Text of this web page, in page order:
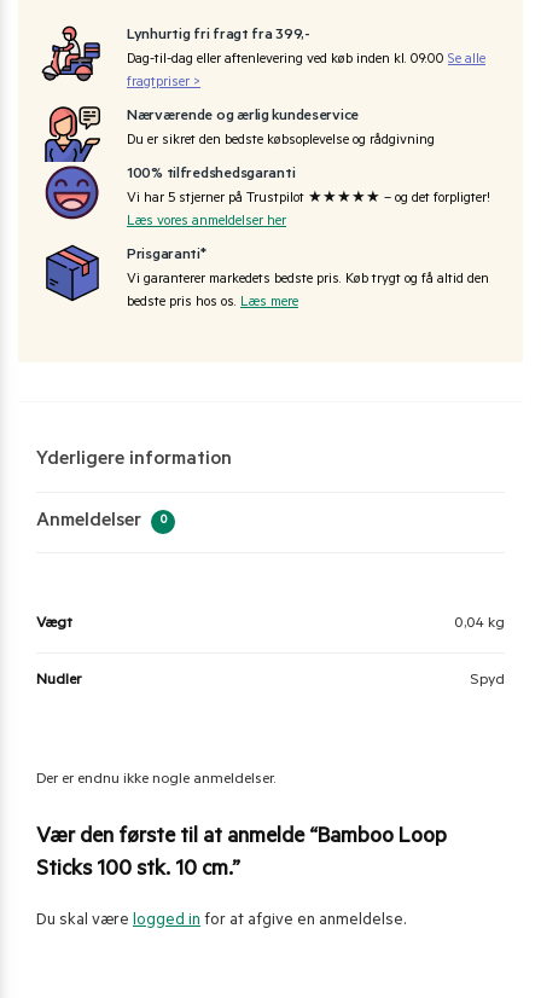
Lynhurtig fri fragt fra 399,-
Dag-til-dag eller aftenlevering ved køb inden kl. 09:00 Se alle
fragtpriser >
Nærværende og ærlig kundeservice
Du er sikret den bedste købsoplevelse og rådgivning
100% tilfredshedsgaranti
Vi har 5 stjerner på Trustpilot ★★★★★ – og det forpligter!
Læs vores anmeldelser her
Prisgaranti*
Vi garanterer markedets bedste pris. Køb trygt og få altid den
bedste pris hos os. Læs mere
Yderligere information
Anmeldelser 0
Vægt 0,04 kg
Nudler Spyd
Der er endnu ikke nogle anmeldelser.
Vær den første til at anmelde “Bamboo Loop
Sticks 100 stk. 10 cm.”
Du skal være logged in for at afgive en anmeldelse.